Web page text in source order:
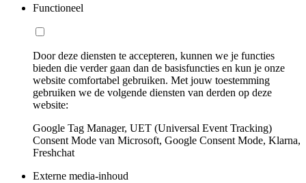
Functioneel
Door deze diensten te accepteren, kunnen we je functies
bieden die verder gaan dan de basisfuncties en kun je onze
website comfortabel gebruiken. Met jouw toestemming
gebruiken we de volgende diensten van derden op deze
website:
Google Tag Manager, UET (Universal Event Tracking)
Consent Mode van Microsoft, Google Consent Mode, Klarna,
Freshchat
Externe media-inhoud